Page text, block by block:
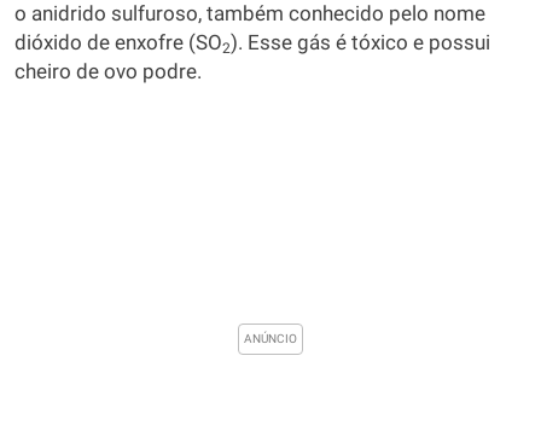
o anidrido sulfuroso, também conhecido pelo nome
dióxido de enxofre (SO2). Esse gás é tóxico e possui
cheiro de ovo podre.